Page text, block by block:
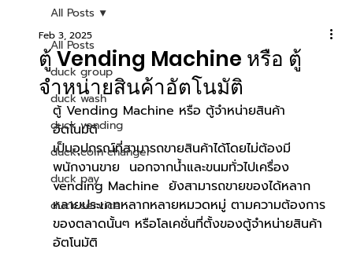
All Posts
duck group
duck wash
duck vending
duck coin changer
duck pay
duck service
All Posts
ตู้ Vending Machine หรือ ตู้
จำหน่ายสินค้าอัตโนมัติ
Feb 3, 2025
ตู้ Vending Machine หรือ ตู้จำหน่ายสินค้า
อัตโนมัติ
เป็นอุปกรณ์ที่สามารถขายสินค้าได้โดยไม่ต้องมี
พนักงานขาย  นอกจากน้ำและขนมทั่วไปเครื่อง
vending Machine  ยังสามารถขายของได้หลาก
หลายประเภทหลากหลายหมวดหมู่ ตามความต้องการ
ของตลาดนั้นๆ หรือโลเคชั่นที่ตั้งของตู้จำหน่ายสินค้า
อัตโนมัติ